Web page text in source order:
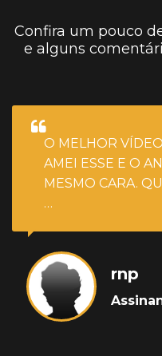
Confira um pouco
e alguns
O MELHOR
AMEI ESSE E O
MESMO CARA.
…
rnp